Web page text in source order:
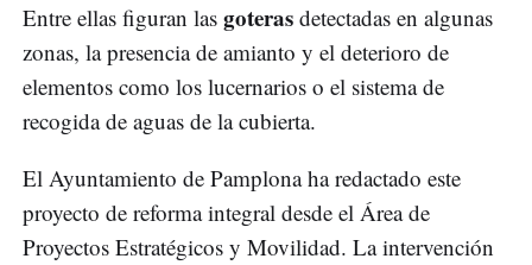
Entre ellas figuran las goteras detectadas en algunas
zonas, la presencia de amianto y el deterioro de
elementos como los lucernarios o el sistema de
recogida de aguas de la cubierta.
El Ayuntamiento de Pamplona ha redactado este
proyecto de reforma integral desde el Área de
Proyectos Estratégicos y Movilidad. La intervención